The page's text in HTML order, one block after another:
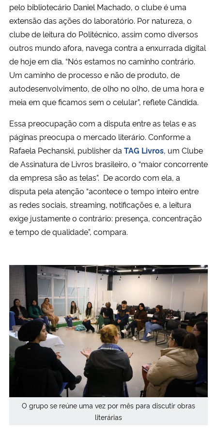
pelo bibliotecário Daniel Machado, o clube é uma
extensão das ações do laboratório. Por natureza, o
clube de leitura do Politécnico, assim como diversos
outros mundo afora, navega contra a enxurrada digital
de hoje em dia. “Nós estamos no caminho contrário.
Um caminho de processo e não de produto, de
autodesenvolvimento, de olho no olho, de uma hora e
meia em que ficamos sem o celular”, reflete Cândida.
Essa preocupação com a disputa entre as telas e as
páginas preocupa o mercado literário. Conforme a
Rafaela Pechanski, publisher da TAG Livros, um Clube
de Assinatura de Livros brasileiro, o “maior concorrente
da empresa são as telas”. De acordo com ela, a
disputa pela atenção “acontece o tempo inteiro entre
as redes sociais, streaming, notificações e, a leitura
exige justamente o contrário: presença, concentração
e tempo de qualidade”, compara.
O grupo se reúne uma vez por mês para discutir obras
literárias